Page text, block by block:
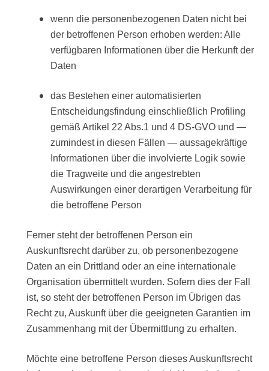
wenn die personenbezogenen Daten nicht bei
der betroffenen Person erhoben werden: Alle
verfügbaren Informationen über die Herkunft der
Daten
das Bestehen einer automatisierten
Entscheidungsfindung einschließlich Profiling
gemäß Artikel 22 Abs.1 und 4 DS-GVO und —
zumindest in diesen Fällen — aussagekräftige
Informationen über die involvierte Logik sowie
die Tragweite und die angestrebten
Auswirkungen einer derartigen Verarbeitung für
die betroffene Person
Ferner steht der betroffenen Person ein
Auskunftsrecht darüber zu, ob personenbezogene
Daten an ein Drittland oder an eine internationale
Organisation übermittelt wurden. Sofern dies der Fall
ist, so steht der betroffenen Person im Übrigen das
Recht zu, Auskunft über die geeigneten Garantien im
Zusammenhang mit der Übermittlung zu erhalten.
Möchte eine betroffene Person dieses Auskunftsrecht